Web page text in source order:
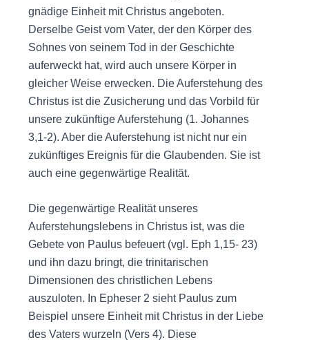
gnädige Einheit mit Christus angeboten.
Derselbe Geist vom Vater, der den Körper des
Sohnes von seinem Tod in der Geschichte
auferweckt hat, wird auch unsere Körper in
gleicher Weise erwecken. Die Auferstehung des
Christus ist die Zusicherung und das Vorbild für
unsere zukünftige Auferstehung (1. Johannes
3,1-2). Aber die Auferstehung ist nicht nur ein
zukünftiges Ereignis für die Glaubenden. Sie ist
auch eine gegenwärtige Realität.
Die gegenwärtige Realität unseres
Auferstehungslebens in Christus ist, was die
Gebete von Paulus befeuert (vgl. Eph 1,15- 23)
und ihn dazu bringt, die trinitarischen
Dimensionen des christlichen Lebens
auszuloten. In Epheser 2 sieht Paulus zum
Beispiel unsere Einheit mit Christus in der Liebe
des Vaters wurzeln (Vers 4). Diese